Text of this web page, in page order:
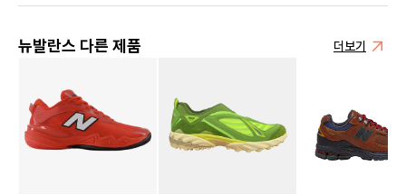
뉴발란스 다른 제품 더보기